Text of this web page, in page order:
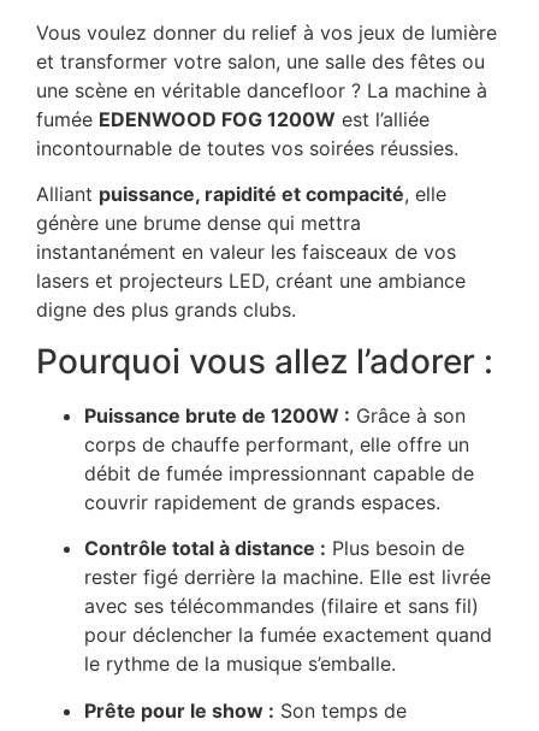
Vous voulez donner du relief à vos jeux de lumière
et transformer votre salon, une salle des fêtes ou
une scène en véritable dancefloor ? La machine à
fumée EDENWOOD FOG 1200W est l’alliée
incontournable de toutes vos soirées réussies.
Alliant puissance, rapidité et compacité, elle
génère une brume dense qui mettra
instantanément en valeur les faisceaux de vos
lasers et projecteurs LED, créant une ambiance
digne des plus grands clubs.
Pourquoi vous allez l’adorer :
Puissance brute de 1200W : Grâce à son
corps de chauffe performant, elle offre un
débit de fumée impressionnant capable de
couvrir rapidement de grands espaces.
Contrôle total à distance : Plus besoin de
rester figé derrière la machine. Elle est livrée
avec ses télécommandes (filaire et sans fil)
pour déclencher la fumée exactement quand
le rythme de la musique s’emballe.
Prête pour le show : Son temps de